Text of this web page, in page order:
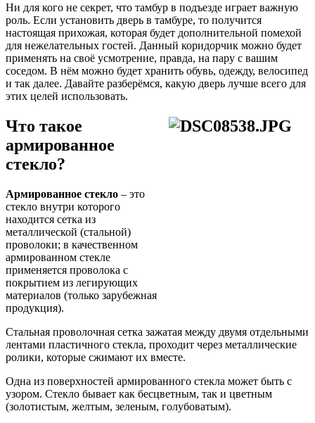
Ни для кого не секрет, что тамбур в подъезде играет важную
роль. Если установить дверь в тамбуре, то получится
настоящая прихожая, которая будет дополнительной помехой
для нежелательных гостей. Данный коридорчик можно будет
применять на своё усмотрение, правда, на пару с вашим
соседом. В нём можно будет хранить обувь, одежду, велосипед
и так далее. Давайте разберёмся, какую дверь лучше всего для
этих целей использовать.
Что такое
армированное
стекло?
Армированное стекло – это
стекло внутри которого
находится сетка из
металлической (стальной)
проволоки; в качественном
армированном стекле
применяется проволока с
покрытием из легирующих
материалов (только зарубежная
продукция).
Стальная проволочная сетка зажатая между двумя отдельными
лентами пластичного стекла, проходит через металлические
ролики, которые сжимают их вместе.
Одна из поверхностей армированного стекла может быть с
узором. Стекло бывает как бесцветным, так и цветным
(золотистым, желтым, зеленым, голубоватым).